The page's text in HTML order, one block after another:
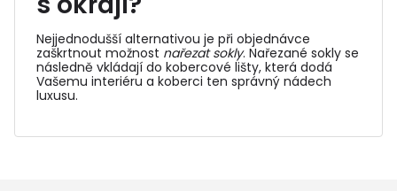
Nejjednodušší alternativou je při objednávce
zaškrtnout možnost nařezat sokly. Nařezané sokly se
následně vkládají do kobercové lišty, která dodá
Vašemu interiéru a koberci ten správný nádech
luxusu.